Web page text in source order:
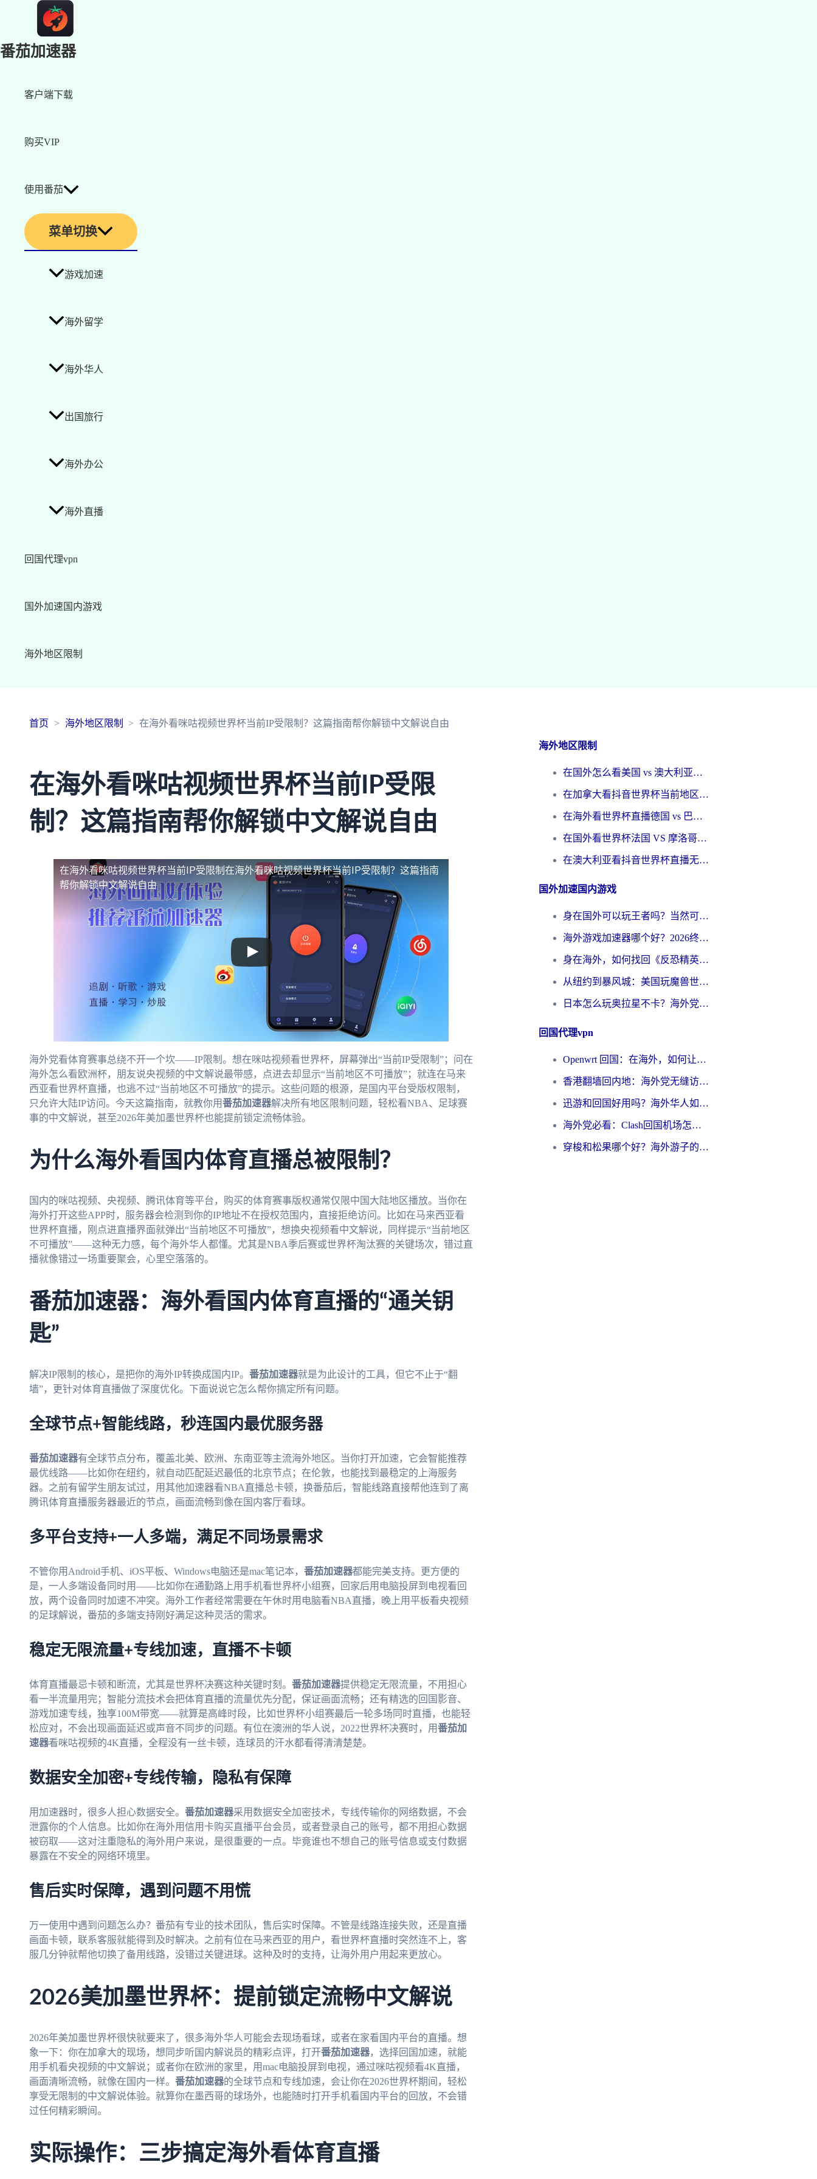
番茄加速器
客户端下载
购买VIP
使用番茄
菜单切换
游戏加速
海外留学
海外华人
出国旅行
海外办公
海外直播
回国代理vpn
国外加速国内游戏
海外地区限制
首页 海外地区限制 在海外看咪咕视频世界杯当前IP受限制？这篇指南帮你解锁中文解说自由
在海外看咪咕视频世界杯当前IP受限
制？这篇指南帮你解锁中文解说自由
在海外看咪咕视频世界杯当前IP受限制 在海外看咪咕视频世界杯当前IP受限制？这篇指南
帮你解锁中文解说自由
海外党看体育赛事总绕不开一个坎——IP限制。想在咪咕视频看世界杯，屏幕弹出“当前IP受限制”；问在
海外怎么看欧洲杯，朋友说央视频的中文解说最带感，点进去却显示“当前地区不可播放”；就连在马来
西亚看世界杯直播，也逃不过“当前地区不可播放”的提示。这些问题的根源，是国内平台受版权限制，
只允许大陆IP访问。今天这篇指南，就教你用番茄加速器解决所有地区限制问题，轻松看NBA、足球赛
事的中文解说，甚至2026年美加墨世界杯也能提前锁定流畅体验。
为什么海外看国内体育直播总被限制？
国内的咪咕视频、央视频、腾讯体育等平台，购买的体育赛事版权通常仅限中国大陆地区播放。当你在
海外打开这些APP时，服务器会检测到你的IP地址不在授权范围内，直接拒绝访问。比如在马来西亚看
世界杯直播，刚点进直播界面就弹出“当前地区不可播放”，想换央视频看中文解说，同样提示“当前地区
不可播放”——这种无力感，每个海外华人都懂。尤其是NBA季后赛或世界杯淘汰赛的关键场次，错过直
播就像错过一场重要聚会，心里空落落的。
番茄加速器：海外看国内体育直播的“通关钥
匙”
解决IP限制的核心，是把你的海外IP转换成国内IP。 番茄加速器就是为此设计的工具，但它不止于“翻
墙”，更针对体育直播做了深度优化。下面说说它怎么帮你搞定所有问题。
全球节点+智能线路，秒连国内最优服务器
番茄加速器有全球节点分布，覆盖北美、欧洲、东南亚等主流海外地区。当你打开加速，它会智能推荐
最优线路——比如你在纽约，就自动匹配延迟最低的北京节点；在伦敦，也能找到最稳定的上海服务
器。之前有留学生朋友试过，用其他加速器看NBA直播总卡顿，换番茄后，智能线路直接帮他连到了离
腾讯体育直播服务器最近的节点，画面流畅到像在国内客厅看球。
多平台支持+一人多端，满足不同场景需求
不管你用Android手机、iOS平板、Windows电脑还是mac笔记本， 番茄加速器都能完美支持。更方便的
是，一人多端设备同时用——比如你在通勤路上用手机看世界杯小组赛，回家后用电脑投屏到电视看回
放，两个设备同时加速不冲突。海外工作者经常需要在午休时用电脑看NBA直播，晚上用平板看央视频
的足球解说，番茄的多端支持刚好满足这种灵活的需求。
稳定无限流量+专线加速，直播不卡顿
体育直播最忌卡顿和断流，尤其是世界杯决赛这种关键时刻。 番茄加速器提供稳定无限流量，不用担心
看一半流量用完；智能分流技术会把体育直播的流量优先分配，保证画面流畅；还有精选的回国影音、
游戏加速专线，独享100M带宽——就算是高峰时段，比如世界杯小组赛最后一轮多场同时直播，也能轻
松应对，不会出现画面延迟或声音不同步的问题。有位在澳洲的华人说，2022世界杯决赛时，用番茄加
速器看咪咕视频的4K直播，全程没有一丝卡顿，连球员的汗水都看得清清楚楚。
数据安全加密+专线传输，隐私有保障
用加速器时，很多人担心数据安全。 番茄加速器采用数据安全加密技术，专线传输你的网络数据，不会
泄露你的个人信息。比如你在海外用信用卡购买直播平台会员，或者登录自己的账号，都不用担心数据
被窃取——这对注重隐私的海外用户来说，是很重要的一点。毕竟谁也不想自己的账号信息或支付数据
暴露在不安全的网络环境里。
售后实时保障，遇到问题不用慌
万一使用中遇到问题怎么办？番茄有专业的技术团队，售后实时保障。不管是线路连接失败，还是直播
画面卡顿，联系客服就能得到及时解决。之前有位在马来西亚的用户，看世界杯直播时突然连不上，客
服几分钟就帮他切换了备用线路，没错过关键进球。这种及时的支持，让海外用户用起来更放心。
2026美加墨世界杯：提前锁定流畅中文解说
2026年美加墨世界杯很快就要来了，很多海外华人可能会去现场看球，或者在家看国内平台的直播。想
象一下：你在加拿大的现场，想同步听国内解说员的精彩点评，打开番茄加速器，选择回国加速，就能
用手机看央视频的中文解说；或者你在欧洲的家里，用mac电脑投屏到电视，通过咪咕视频看4K直播，
画面清晰流畅，就像在国内一样。 番茄加速器的全球节点和专线加速，会让你在2026世界杯期间，轻松
享受无限制的中文解说体验。就算你在墨西哥的球场外，也能随时打开手机看国内平台的回放，不会错
过任何精彩瞬间。
实际操作：三步搞定海外看体育直播
海外地区限制
在国外怎么看美国 vs 澳大利亚世界杯直播？海外党必藏的中文解说观赛指南
在加拿大看抖音世界杯当前地区不可播放？海外党体育观赛终极指南
在海外看世界杯直播德国 vs 巴拉圭当前IP受限制？这篇指南帮你轻松解决地区限制
在国外看世界杯法国 VS 摩洛哥仅限中国大陆？别让地域限制拦下你的欢呼
在澳大利亚看抖音世界杯直播无法播放？海外党体育观赛终极指南来了！
国外加速国内游戏
身在国外可以玩王者吗？当然可以，但你需要这份“加速”指南
海外游戏加速器哪个好？2026终极指南帮你畅玩国服+解决卡顿难题
身在海外，如何找回《反恐精英：全球攻势》国服的丝滑手感？一份给你的终极指南
从纽约到暴风城：美国玩魔兽世界，如何找到你的最佳网络航线
日本怎么玩奥拉星不卡？海外党国服游戏加速器选择全攻略
回国代理vpn
Openwrt 回国：在海外，如何让家的网络触手可及
香港翻墙回内地：海外党无缝访问国内资源的加速器选择全攻略
迅游和回国好用吗？海外华人如何选择靠谱的回国加速器
海外党必看：Clash回国机场怎么选？一篇搞定无缝访问国内资源的全攻略
穿梭和松果哪个好？海外游子的数字归乡路，到底该怎么选